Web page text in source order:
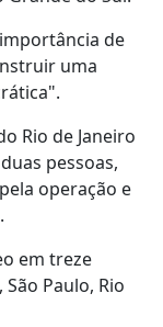
de
uma
Rio de Janeiro
pessoas,
operação e
em treze
Paulo, Rio